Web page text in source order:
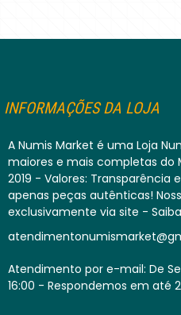
INFORMAÇÕES DA LOJA
A Numis Market é uma Loja
maiores e mais completas do
2019 - Valores: Transparência
apenas peças autênticas!
exclusivamente via site -
Atendimento por e-mail: De
16:00 - Respondemos em até